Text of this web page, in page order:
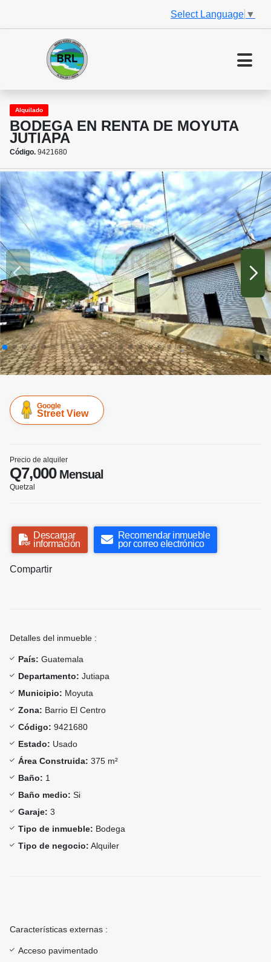
Select Language ▼
Alquilado
BODEGA EN RENTA DE MOYUTA
JUTIAPA
Código. 9421680
Google
Street View
Precio de alquiler
Q7,000Mensual
Quetzal
Descargar
información
Recomendar inmueble
por correo electrónico
Compartir
Detalles del inmueble :
País: Guatemala
Departamento: Jutiapa
Municipio: Moyuta
Zona: Barrio El Centro
Código: 9421680
Estado: Usado
Área Construida: 375 m²
Baño: 1
Baño medio: Si
Garaje: 3
Tipo de inmueble: Bodega
Tipo de negocio: Alquiler
Características externas :
Acceso pavimentado